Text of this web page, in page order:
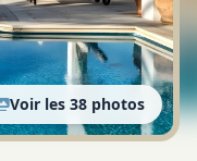
Voir les 38 photos